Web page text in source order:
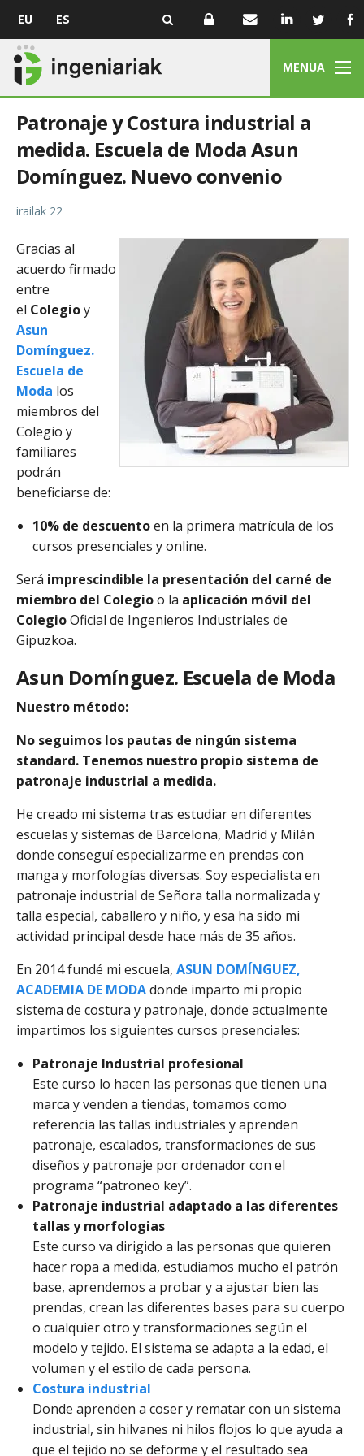
EU ES
MENUA
Patronaje y Costura industrial a
medida. Escuela de Moda Asun
Domínguez. Nuevo convenio
irailak 22
Gracias al
acuerdo firmado
entre
el Colegioy
Asun
Domínguez.
Escuela de
Moda los
miembros del
Colegio y
familiares
podrán
beneficiarse de:
10% de descuentoen la primera matrícula de los
cursos presenciales y online.
Será imprescindible la presentación del carné de
miembro del Colegioo la aplicación móvil del
ColegioOficial de Ingenieros Industriales de
Gipuzkoa.
Asun Domínguez. Escuela de Moda
Nuestro método:
No seguimos los pautas de ningún sistema
standard. Tenemos nuestro propio sistema de
patronaje industrial a medida.
He creado mi sistema tras estudiar en diferentes
escuelas y sistemas de Barcelona, Madrid y Milán
donde conseguí especializarme en prendas con
manga y morfologías diversas. Soy especialista en
patronaje industrial de Señora talla normalizada y
talla especial, caballero y niño, y esa ha sido mi
actividad principal desde hace más de 35 años.
En 2014 fundé mi escuela, ASUN DOMÍNGUEZ,
ACADEMIA DE MODAdonde imparto mi propio
sistema de costura y patronaje, donde actualmente
impartimos los siguientes cursos presenciales:
Patronaje Industrial profesional
Este curso lo hacen las personas que tienen una
marca y venden a tiendas, tomamos como
referencia las tallas industriales y aprenden
patronaje, escalados, transformaciones de sus
diseños y patronaje por ordenador con el
programa “patroneo key”.
Patronaje industrial adaptado a las diferentes
tallas y morfologias
Este curso va dirigido a las personas que quieren
hacer ropa a medida, estudiamos mucho el patrón
base, aprendemos a probar y a ajustar bien las
prendas, crean las diferentes bases para su cuerpo
o cualquier otro y transformaciones según el
modelo y tejido. El sistema se adapta a la edad, el
volumen y el estilo de cada persona.
Costura industrial
Donde aprenden a coser y rematar con un sistema
industrial, sin hilvanes ni hilos flojos lo que ayuda a
que el tejido no se deforme y el resultado sea